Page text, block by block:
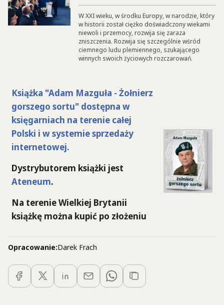
W XXI wieku, w środku Europy, w narodzie, który
w historii został ciężko doświadczony wiekami
niewoli i przemocy, rozwija się zaraza
zniszczenia. Rozwija się szczególnie wśród
ciemnego ludu plemiennego, szukającego
winnych swoich życiowych rozczarowań.
Książka "Adam Mazguła - Żołnierz
gorszego sortu" dostępna w
księgarniach na terenie całej
Polski i w systemie sprzedaży
internetowej.
Dystrybutorem książki jest
Ateneum.
Na terenie Wielkiej Brytanii
książkę można kupić po złożeniu
Opracowanie:Darek Frach